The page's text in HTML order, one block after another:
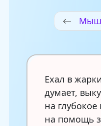
Ехал в
думает,
на глубокое
на помощь